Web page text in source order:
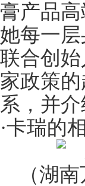
膏产品
她每一
联合创
家政策
系，并
·卡瑞的
（湖